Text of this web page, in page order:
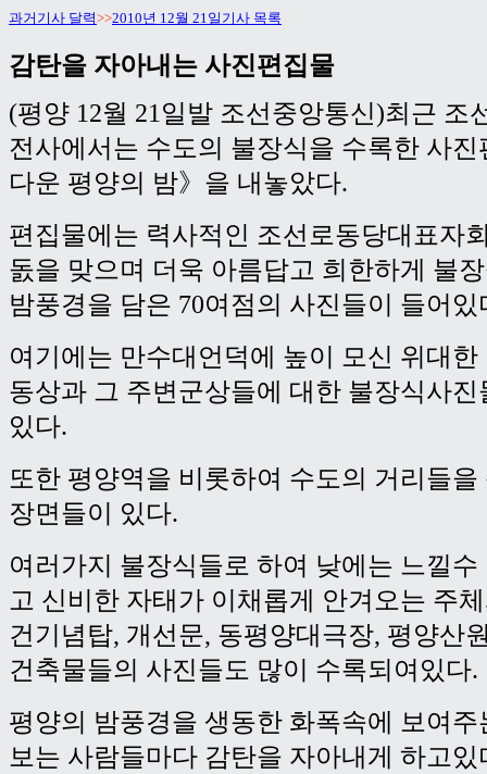
과거기사 달력>>2010년 12월 21일기사 목록
감탄을 자아내는 사진편집물
(평양 12월 21일발 조선중앙통신)최근 조
전사에서는 수도의 불장식을 수록한 사
다운 평양의 밤》을 내놓았다.
편집물에는 력사적인 조선로동당대표자
돐을 맞으며 더욱 아름답고 희한하게 불
밤풍경을 담은 70여점의 사진들이 들어있
여기에는 만수대언덕에 높이 모신 위대
동상과 그 주변군상들에 대한 불장식사
있다.
또한 평양역을 비롯하여 수도의 거리들
장면들이 있다.
여러가지 불장식들로 하여 낮에는 느낄
고 신비한 자태가 이채롭게 안겨오는 주
건기념탑, 개선문, 동평양대극장, 평양산
건축물들의 사진들도 많이 수록되여있다.
평양의 밤풍경을 생동한 화폭속에 보여
보는 사람들마다 감탄을 자아내게 하고있